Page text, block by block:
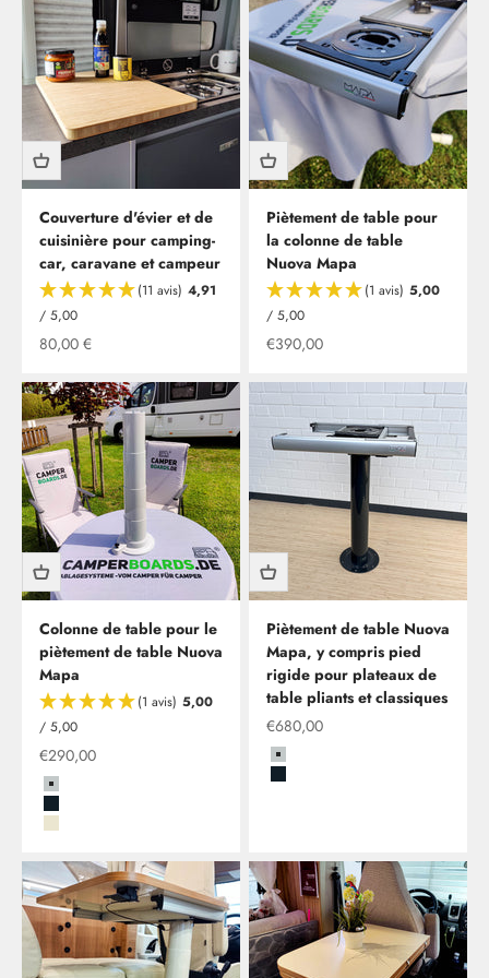
Couverture d'évier et de
cuisinière pour camping-
car, caravane et campeur
(11 avis) 4,91
/ 5,00
Offre à partir de
80,00 €
Piètement de table pour
la colonne de table
Nuova Mapa
(1 avis) 5,00
/ 5,00
Offre à partir de
€390,00
Colonne de table pour le
piètement de table Nuova
Mapa
(1 avis) 5,00
/ 5,00
Offre à partir de
€290,00
Grau
Schwarz
Beige
Piètement de table Nuova
Mapa, y compris pied
rigide pour plateaux de
table pliants et classiques
Offre à partir de
€680,00
Grau
Schwarz